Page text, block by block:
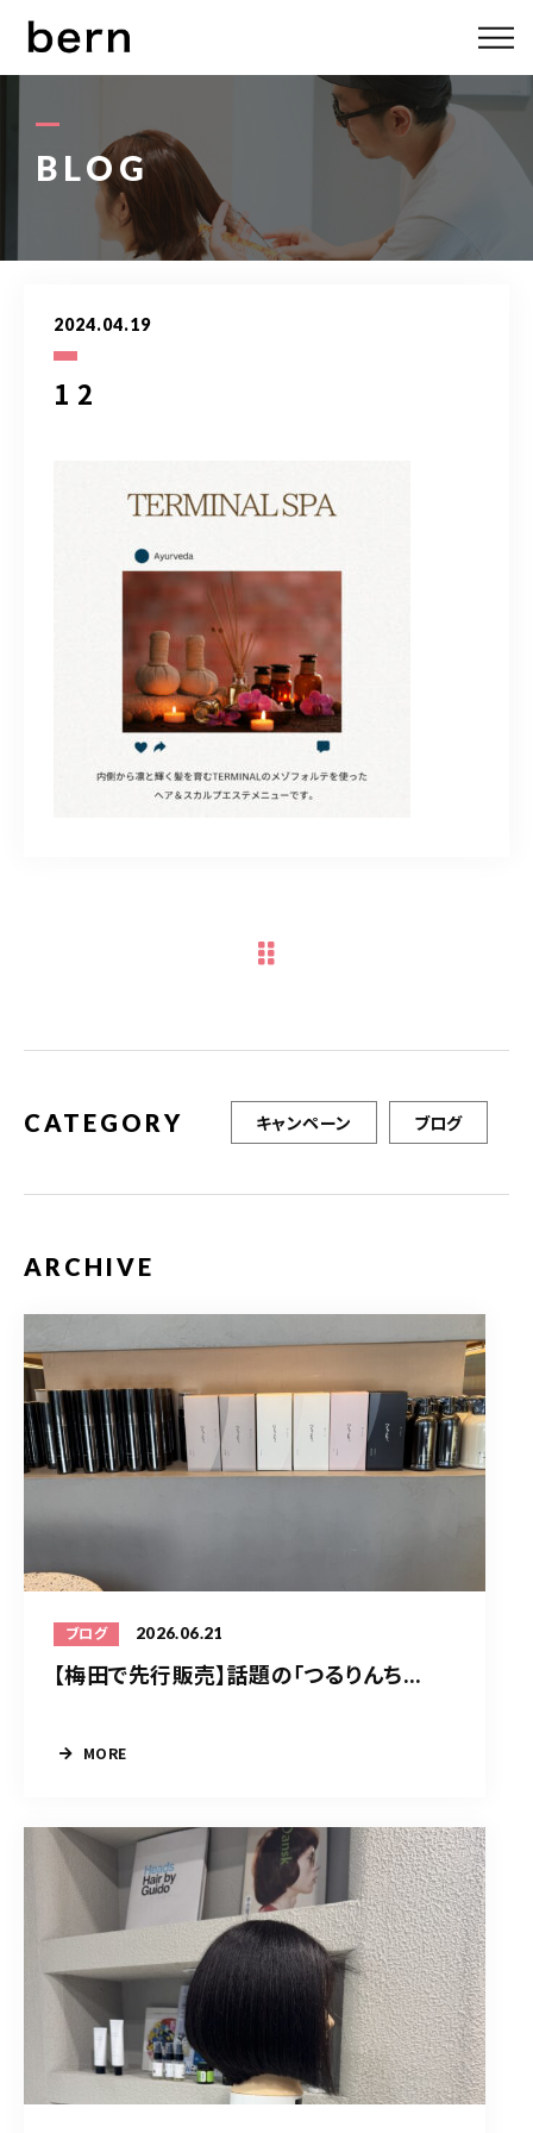
BLOG
2024.04.19
1 2
CATEGORY キャンペーン ブログ
ARCHIVE
ブログ 2026.06.21
【梅田で先行販売】話題の「つるりんち...
MORE
ABOUT US
STYLE
bern 06-6136-6633
TERMINAL bern 06-6136-6633
【金土】10:00〜21:00
ご予約はこちら